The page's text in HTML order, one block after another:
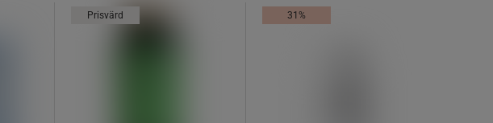
Prisvärd 31%